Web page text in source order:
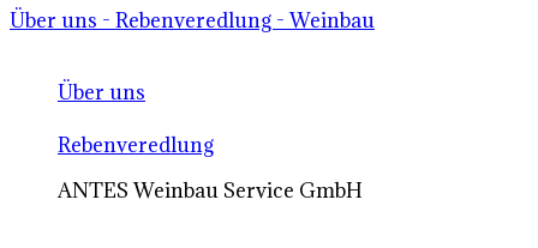
Über uns - Rebenveredlung - Weinbau
Über uns
Rebenveredlung
ANTES Weinbau Service GmbH